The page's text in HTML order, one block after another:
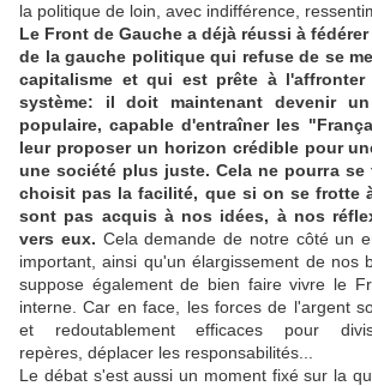
la politique de loin, avec indifférence,
Le Front de Gauche a déjà réussi à
de la gauche politique qui refuse de se
capitalisme et qui est prête à
système: il doit maintenant devenir
populaire, capable d'entraîner les
leur proposer un horizon crédible pour
une société plus juste. Cela ne pourra
choisit pas la facilité, que si on se frotte
sont pas acquis à nos idées, à nos
vers eux. Cela demande de notre côté un
important, ainsi qu'un élargissement de nos
suppose également de bien faire vivre le
interne. Car en face, les forces de l'argent
et redoutablement efficaces pour
repères, déplacer les responsabilités...
Le débat s'est aussi un moment fixé sur la